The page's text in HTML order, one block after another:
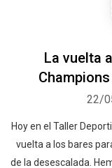
La vuelta
22/
Hoy en el Taller
vuelta a los bares
de la desescalada.